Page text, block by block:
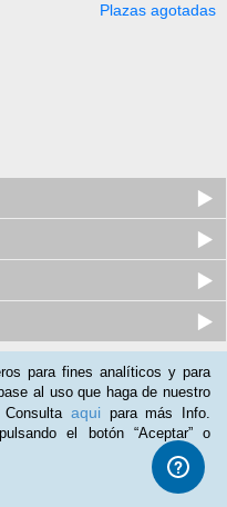
Plazas agotadas
2016)
inteligentes, poder
a la decoracion en casa
para fines analíticos y para
al uso que haga de nuestro
aqui para más Info.
el botón “Aceptar” o